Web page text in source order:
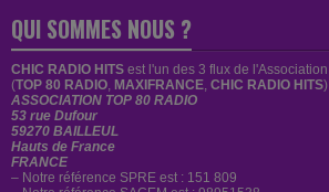
QUI SOMMES NOUS ?
CHIC RADIO HITS est l'un des 3 flux de l'Association
(TOP 80 RADIO, MAXIFRANCE, CHIC RADIO HITS)
ASSOCIATION TOP 80 RADIO
53 rue Dufour
59270 BAILLEUL
Hauts de France
FRANCE
– Notre référence SPRE est : 151 809